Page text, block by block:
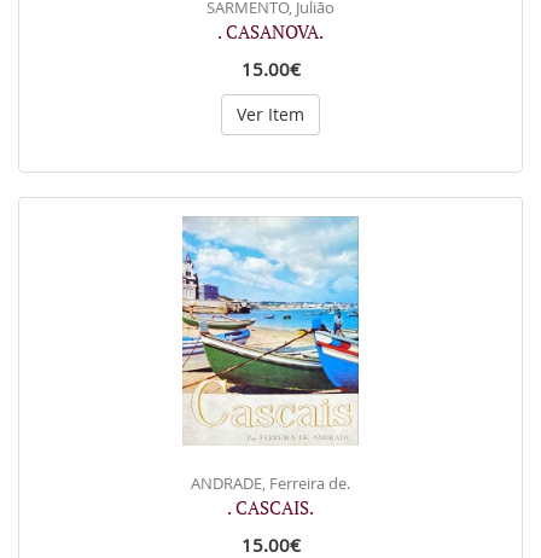
SARMENTO, Julião
. CASANOVA.
15.00€
Ver Item
ANDRADE, Ferreira de.
. CASCAIS.
15.00€